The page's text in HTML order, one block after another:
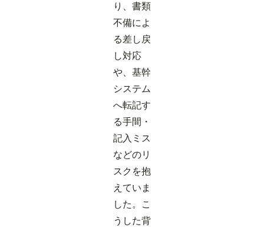
り、書類
不備によ
る差し戻
し対応
や、基幹
システム
へ転記す
る手間・
記入ミス
などのリ
スクを抱
えていま
した。こ
うした背